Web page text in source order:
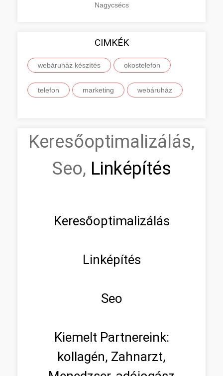
Nagycsécs
CIMKÉK
webáruház készítés okostelefon
telefon marketing webáruház
Keresőoptimalizálás,
Seo, Linképítés
Keresőoptimalizálás
Linképítés
Seo
Kiemelt Partnereink:
kollagén, Zahnarzt,